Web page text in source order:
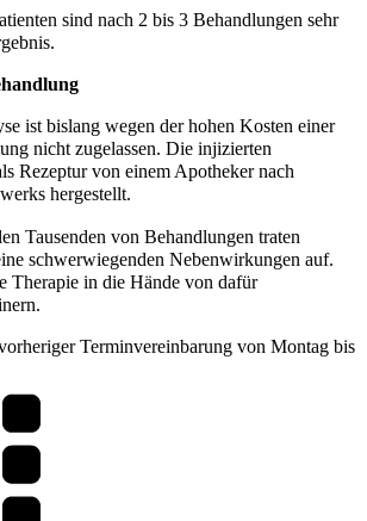
sind nach 2 bis 3 Behandlungen sehr
ist bislang wegen der hohen Kosten einer
nicht zugelassen. Die injizierten
Rezeptur von einem Apotheker nach
hergestellt.
Tausenden von Behandlungen traten
schwerwiegenden Nebenwirkungen auf.
Therapie in die Hände von dafür
Terminvereinbarung von Montag bis